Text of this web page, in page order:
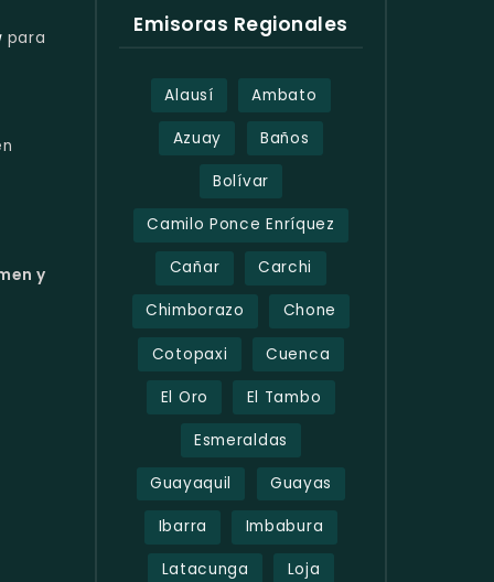
para
y
Emisoras Regionales
Alausí Ambato
Azuay Baños
Bolívar
Camilo Ponce Enríquez
Cañar Carchi
Chimborazo Chone
Cotopaxi Cuenca
El Oro El Tambo
Esmeraldas
Guayaquil Guayas
Ibarra Imbabura
Latacunga Loja